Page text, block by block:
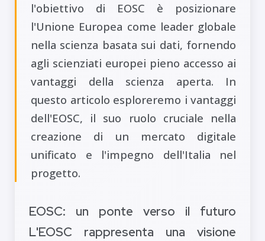
l'obiettivo di EOSC è posizionare
l'Unione Europea come leader globale
nella scienza basata sui dati, fornendo
agli scienziati europei pieno accesso ai
vantaggi della scienza aperta. In
questo articolo esploreremo i vantaggi
dell'EOSC, il suo ruolo cruciale nella
creazione di un mercato digitale
unificato e l'impegno dell'Italia nel
progetto.
EOSC: un ponte verso il futuro
L'EOSC rappresenta una visione